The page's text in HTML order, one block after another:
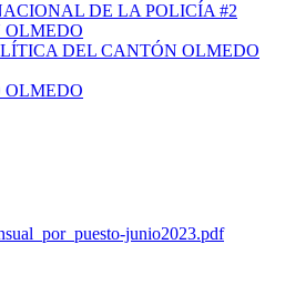
DE LA POLICÍA #2
OLMEDO
DEL CANTÓN OLMEDO
OLMEDO
junio2023.pdf